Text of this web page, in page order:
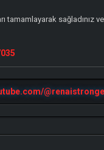
sağladınız